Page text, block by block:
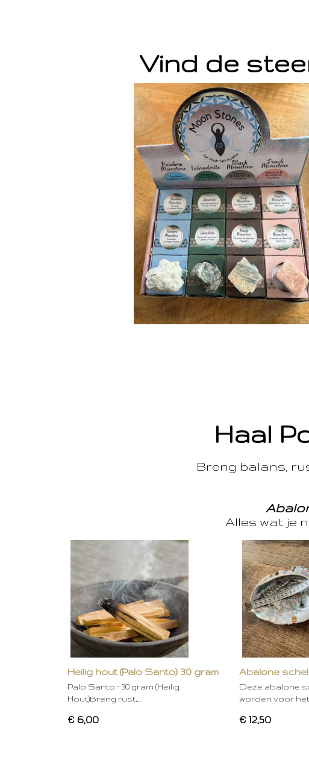
Vind de
Haal
Breng balans,
Alles wat je
Heilig hout (Palo Santo) 30 gram
Palo Santo – 30 gram (Heilig
Hout)Breng rust,…
€ 6,00
Abalone
Deze abalone
worden voor het
€ 12,50